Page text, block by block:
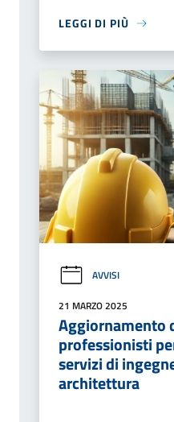
LEGGI DI PIÙ
AVVISI
21 MARZO 2025
Aggiornamento
professionisti
servizi di
architettura